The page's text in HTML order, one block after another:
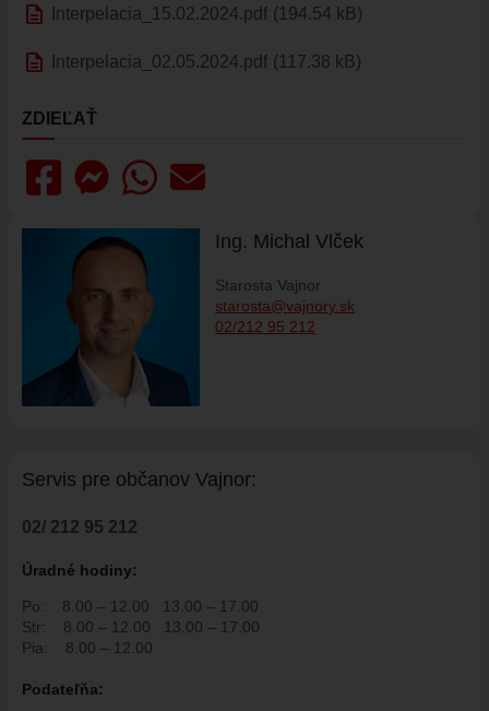
ÚRAD
STAROSTA
POSLANCI
MIESTNE ZASTUPITEĽSTVO
KOMISIE
KONTROLÓR
MIESTNA RADA
ŠTRUKTÚRA MIÚ
ZBERNÉ MIESTO
VOĽBY DO ORGÁNOV ÚZEMNEJ SAMOSPRÁVY
ÚRADNÁ TABUĽA
ZMLUVY, OBJEDNÁVKY, FAKTÚRY
DOKUMENTY
ROZPOČET
ZÁVEREČNÝ ÚČET
description Interpelacia_15.02.2024.pdf (194.54 kB)
description Interpelacia_02.05.2024.pdf (117.38 kB)
ZDIEĽAŤ
Ing. Michal Vlček
Starosta Vajnor
starosta@vajnory.sk
02/212 95 212
Servis pre občanov Vajnor:
02/ 212 95 212
Úradné hodiny:
Po: 8.00 – 12.00
13.00 – 17.00
Str:
8.00 – 12.00
13.00 – 17.00
Pia:
8.00 – 12.00
Podateľňa: